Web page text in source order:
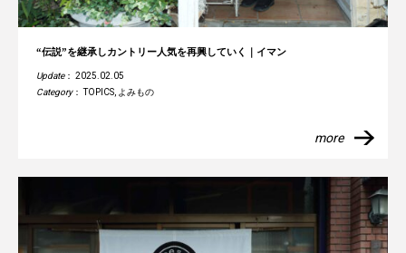
“伝説”を継承しカントリー人気を再興していく｜イマン
Update： 2025.02.05
Category：TOPICS, よみもの
more